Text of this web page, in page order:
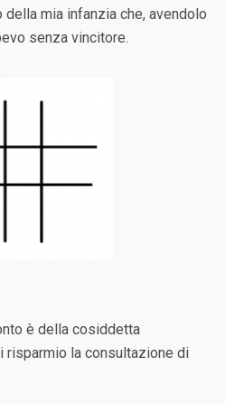
mia infanzia che, avendolo
senza vincitore.
è della cosiddetta
risparmio la consultazione di